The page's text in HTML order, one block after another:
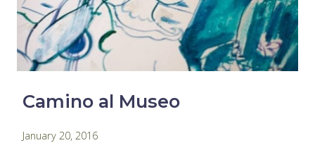
Camino al Museo
By
January 20, 2016